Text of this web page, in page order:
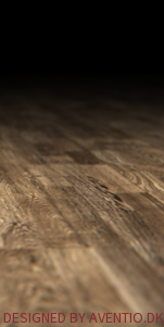
BY AVENTIO.DK